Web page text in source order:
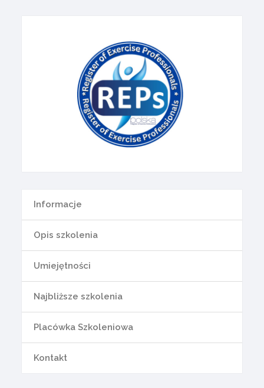
Informacje
Opis szkolenia
Umiejętności
Najbliższe szkolenia
Placówka Szkoleniowa
Kontakt